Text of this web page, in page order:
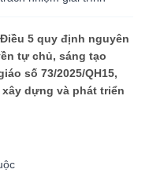
5 quy định nguyên
tự chủ, sáng tạo
số 73/2025/QH15,
dựng và phát triển